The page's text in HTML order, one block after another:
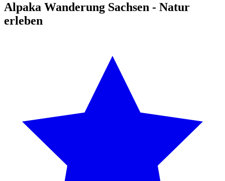
Alpaka Wanderung Sachsen - Natur
erleben